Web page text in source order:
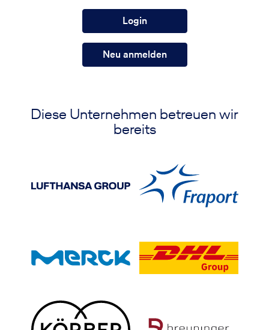
Login
Neu anmelden
Diese Unternehmen betreuen wir
bereits